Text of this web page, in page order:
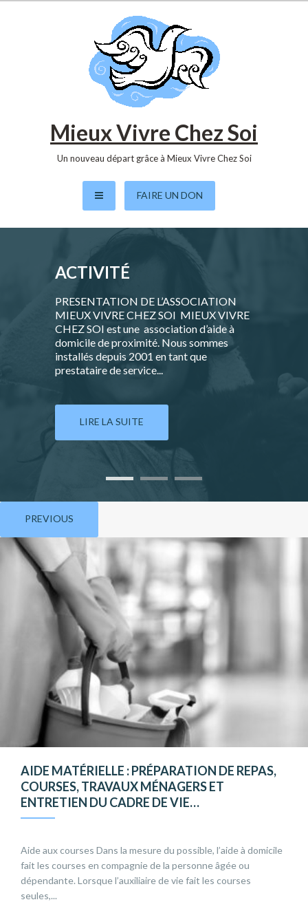
Mieux Vivre Chez Soi
Un nouveau départ grâce à Mieux Vivre Chez Soi
FAIRE UN DON
ACTIVITÉ
PRESENTATION DE L’ASSOCIATION
MIEUX VIVRE CHEZ SOI MIEUX VIVRE
CHEZ SOI est une association d’aide à
domicile de proximité. Nous sommes
installés depuis 2001 en tant que
prestataire de service...
LIRE LA SUITE
PREVIOUS
AIDE MATÉRIELLE : PRÉPARATION DE REPAS,
COURSES, TRAVAUX MÉNAGERS ET
ENTRETIEN DU CADRE DE VIE…
Aide aux courses Dans la mesure du possible, l’aide à domicile
fait les courses en compagnie de la personne âgée ou
dépendante. Lorsque l’auxiliaire de vie fait les courses
seules,...